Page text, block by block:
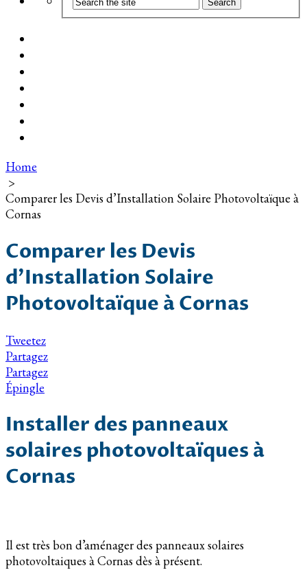
Home
>
Comparer les Devis d’Installation Solaire Photovoltaïque à
Cornas
Comparer les Devis
d’Installation Solaire
Photovoltaïque à Cornas
Tweetez
Partagez
Partagez
Épingle
Installer des panneaux
solaires photovoltaïques à
Cornas
Il est très bon d’aménager des panneaux solaires
photovoltaiques à Cornas dès à présent.